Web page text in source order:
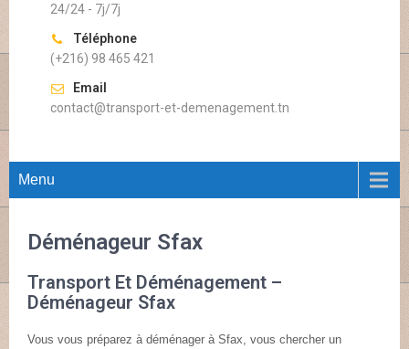
24/24 - 7j/7j
Téléphone
(+216) 98 465 421
Email
contact@transport-et-demenagement.tn
Menu
Déménageur Sfax
Transport Et Déménagement –
Déménageur Sfax
Vous vous préparez à déménager à Sfax, vous chercher un